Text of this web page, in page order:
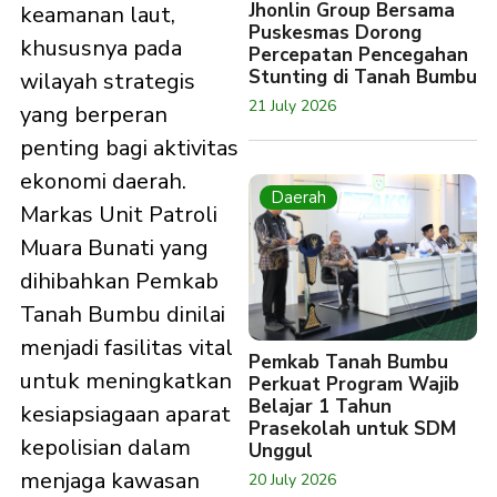
keamanan laut,
khususnya pada
wilayah strategis
yang berperan
penting bagi aktivitas
ekonomi daerah.
Markas Unit Patroli
Muara Bunati yang
dihibahkan Pemkab
Tanah Bumbu dinilai
menjadi fasilitas vital
untuk meningkatkan
kesiapsiagaan aparat
kepolisian dalam
menjaga kawasan
Jhonlin Group Bersama
Puskesmas Dorong
Percepatan Pencegahan
Stunting di Tanah Bumbu
21 July 2026
Daerah
Pemkab Tanah Bumbu
Perkuat Program Wajib
Belajar 1 Tahun
Prasekolah untuk SDM
Unggul
20 July 2026